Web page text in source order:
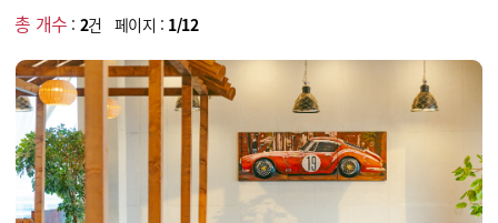
총 개수 : 2건 페이지 : 1/12